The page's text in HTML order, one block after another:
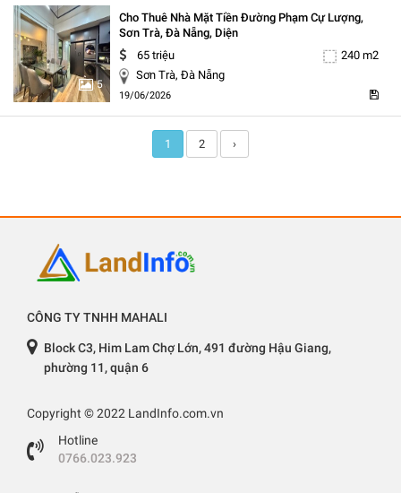
5
Cho Thuê Nhà Mặt Tiền Đường Phạm Cự Lượng,
Sơn Trà, Đà Nẵng, Diện
65 triệu
240 m2
Sơn Trà, Đà Nẵng
19/06/2026
1 2 ›
CÔNG TY TNHH MAHALI
Block C3, Him Lam Chợ Lớn, 491 đường Hậu Giang,
phường 11, quận 6
Copyright © 2022 LandInfo.com.vn
Hotline
0766.023.923